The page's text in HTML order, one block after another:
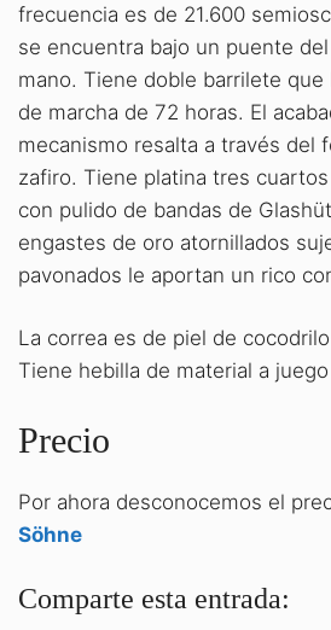
frecuencia es de 21.600
se encuentra bajo un puente
mano. Tiene doble barrilete que
de marcha de 72 horas. El
mecanismo resalta a través del
zafiro. Tiene platina tres
con pulido de bandas de
engastes de oro atornillados
pavonados le aportan un rico
La correa es de piel de
Tiene hebilla de material a
Precio
Por ahora desconocemos el
Söhne
Comparte esta entrada: